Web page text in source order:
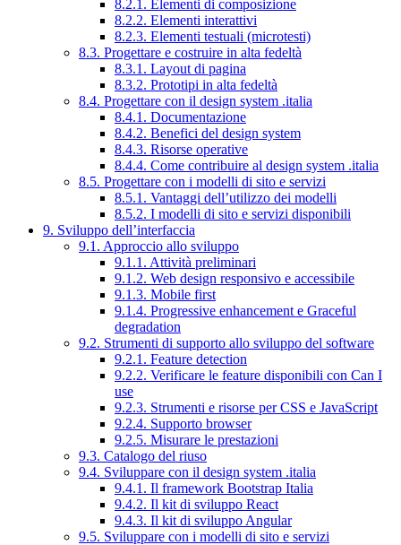
8.2.1. Elementi di composizione
8.2.2. Elementi interattivi
8.2.3. Elementi testuali (microtesti)
8.3. Progettare e costruire in alta fedeltà
8.3.1. Layout di pagina
8.3.2. Prototipi in alta fedeltà
8.4. Progettare con il design system .italia
8.4.1. Documentazione
8.4.2. Benefici del design system
8.4.3. Risorse operative
8.4.4. Come contribuire al design system .italia
8.5. Progettare con i modelli di sito e servizi
8.5.1. Vantaggi dell’utilizzo dei modelli
8.5.2. I modelli di sito e servizi disponibili
9. Sviluppo dell’interfaccia
9.1. Approccio allo sviluppo
9.1.1. Attività preliminari
9.1.2. Web design responsivo e accessibile
9.1.3. Mobile first
9.1.4. Progressive enhancement e Graceful
degradation
9.2. Strumenti di supporto allo sviluppo del software
9.2.1. Feature detection
9.2.2. Verificare le feature disponibili con Can I
use
9.2.3. Strumenti e risorse per CSS e JavaScript
9.2.4. Supporto browser
9.2.5. Misurare le prestazioni
9.3. Catalogo del riuso
9.4. Sviluppare con il design system .italia
9.4.1. Il framework Bootstrap Italia
9.4.2. Il kit di sviluppo React
9.4.3. Il kit di sviluppo Angular
9.5. Sviluppare con i modelli di sito e servizi